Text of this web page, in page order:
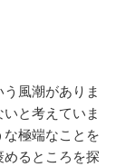
風潮がありま
と考えていま
極端なことを
るところを探